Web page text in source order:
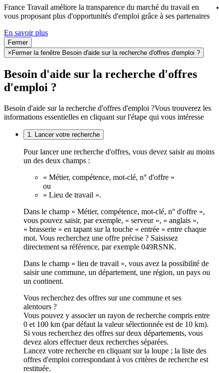
France Travail améliore la transparence du marché du travail en
vous proposant plus d'opportunités d'emploi grâce à ses partenaires
En savoir plus
Fermer
× Fermer la fenêtre Besoin d'aide sur la recherche d'offres d'emploi ?
Besoin d'aide sur la recherche d'offres
d'emploi ?
Besoin d'aide sur la recherche d'offres d'emploi ?Vous trouverez les
informations essentielles en cliquant sur l'étape qui vous intéresse
1. Lancer votre recherche
Pour lancer une recherche d'offres, vous devez saisir au moins
un des deux champs :
« Métier, compétence, mot-clé, n° d'offre »
ou
« Lieu de travail ».
Dans le champ « Métier, compétence, mot-clé, n° d'offre »,
vous pouvez saisir, par exemple, « serveur », « anglais »,
« brasserie » en tapant sur la touche « entrée » entre chaque
mot. Vous recherchez une offre précise ? Saisissez
directement sa référence, par exemple 049RSNK.
Dans le champ « lieu de travail », vous avez la possibilité de
saisir une commune, un département, une région, un pays ou
un continent.
Vous recherchez des offres sur une commune et ses
alentours ?
Vous pouvez y associer un rayon de recherche compris entre
0 et 100 km (par défaut la valeur sélectionnée est de 10 km).
Si vous recherchez des offres sur deux départements, vous
devez alors effectuer deux recherches séparées.
Lancez votre recherche en cliquant sur la loupe ; la liste des
offres d'emploi correspondant à vos critères de recherche est
restituée.